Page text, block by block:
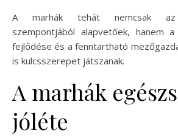
A marhák tehát nemcsak az
szempontjából alapvetőek, hanem
fejlődése és a fenntartható
is kulcsszerepet játszanak.
A marhák
jóléte